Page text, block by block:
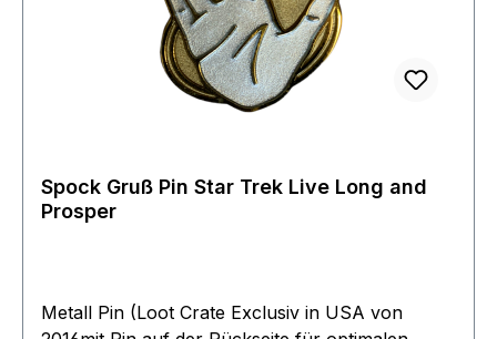
welche originalgetreuer ist, als die glänzende und
auf Fotos und Videos wesentlich besser aussieht,
da sie nicht reflektieren. Exclusive aus dem
Filmwelt Archive - Artikel stammt von 1995
Spock Gruß Pin Star Trek Live Long and
Prosper
Metall Pin (Loot Crate Exclusiv in USA von